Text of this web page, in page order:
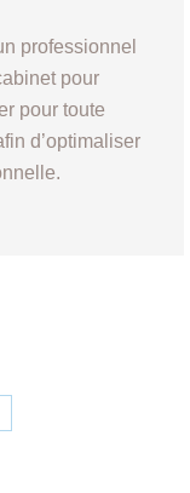
professionnel
pour
pour toute
d’optimaliser